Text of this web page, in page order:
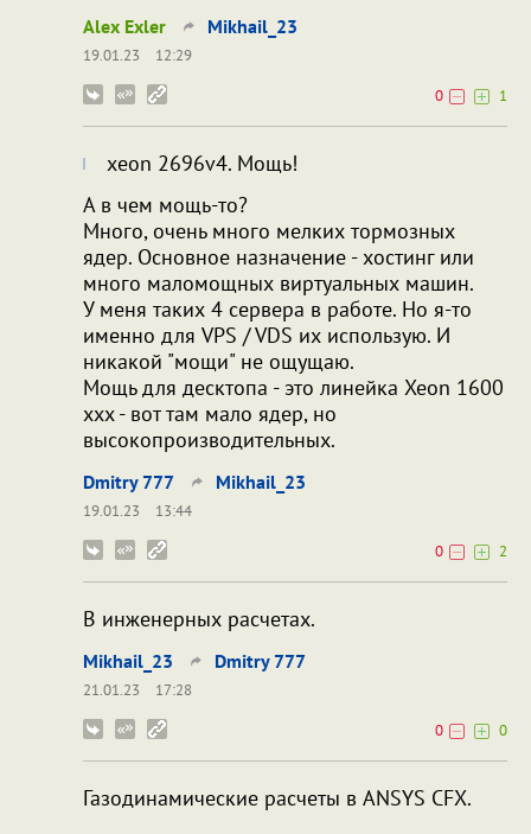
Alex Exler Mikhail_23
19.01.23
12:29
0
1
xeon 2696v4. Мощь!
А в чем мощь-то?
Много, очень много мелких тормозных
ядер. Основное назначение - хостинг или
много маломощных виртуальных машин.
У меня таких 4 сервера в работе. Но я-то
именно для VPS / VDS их использую. И
никакой "мощи" не ощущаю.
Мощь для десктопа - это линейка Xeon 1600
xxx - вот там мало ядер, но
высокопроизводительных.
Dmitry 777 Mikhail_23
19.01.23
13:44
0
2
В инженерных расчетах.
Mikhail_23 Dmitry 777
21.01.23
17:28
0
0
Газодинамические расчеты в ANSYS CFX.